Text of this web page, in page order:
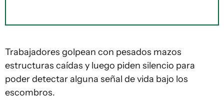
Trabajadores golpean con pesados mazos
estructuras caídas y luego piden silencio para
poder detectar alguna señal de vida bajo los
escombros.